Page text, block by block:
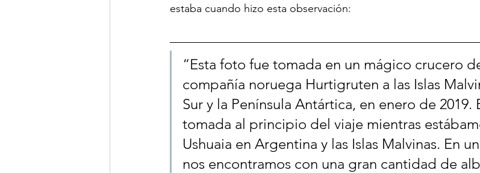
estaba cuando hizo esta observación:
“Esta foto fue tomada en un mágico crucero
compañía noruega Hurtigruten a las Islas
Sur y la Península Antártica, en enero de 2019.
tomada al principio del viaje mientras
Ushuaia en Argentina y las Islas Malvinas. En
nos encontramos con una gran cantidad de